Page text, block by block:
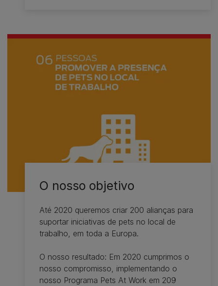
O nosso objetivo
Até 2020 queremos criar 200 alianças para
suportar iniciativas de pets no local de
trabalho, em toda a Europa.
O nosso resultado: Em 2020 cumprimos o
nosso compromisso, implementando o
nosso Programa Pets At Work em 209